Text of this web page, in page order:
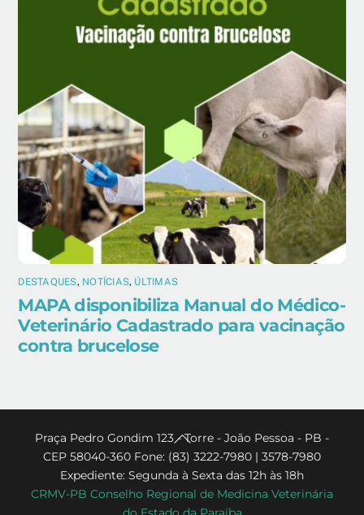
DESTAQUES, NOTÍCIAS, ÚLTIMAS
MAPA disponibiliza Manual do Médico-
Veterinário Cadastrado para vacinação
contra brucelose
Back
To
Top
Praça Pedro Gondim 123 - Torre - João Pessoa - PB -
CEP 58040-360 Fone: (83) 3222-7980 | 3578-7980
Expediente: Segunda à Sexta das 12h às 18h
CRMV-PB Conselho Regional de Medicina Veterinária